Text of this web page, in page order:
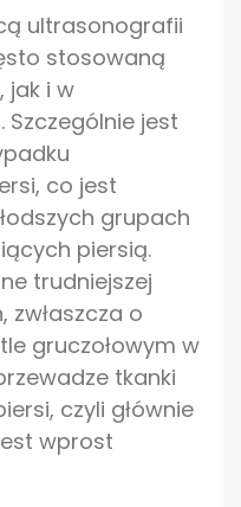
ultrasonografii
stosowaną
jak i w
jest
co jest
grupach
piersią.
trudniejszej
zwłaszcza o
gruczołowym w
tkanki
czyli głównie
wprost